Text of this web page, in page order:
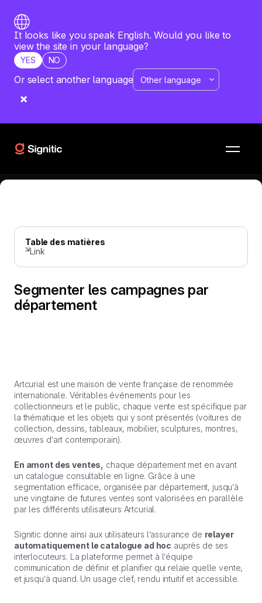
It looks like you speak English. Would you like to
view the site in your language?
YES NO
Or select another language
segmentation
Table des matières
Link
Segmenter les campagnes par
département
Artcurial est une maison de vente française de renommée
internationale. Véritables événements pour les
collectionneurs et le public, chaque vente est spécifique par
la thématique et les objets qui y sont présentés (voitures de
collection, dessins, tableaux, mobilier, sculptures, montres,
œuvres d’art contemporain).
En amont des ventes,
chaque département met en avant
un catalogue consultable en ligne. Grâce à une
segmentation efficace, organisée par département, jusqu’à
une vingtaine de futures ventes sont valorisées en parallèle
par les différents utilisateurs Artcurial.
Signitic donne ainsi aux utilisateurs l’assurance de relayer
automatiquement le catalogue ad hoc auprès de ses
interlocuteurs. La plateforme permet à l’équipe
communication de définir et planifier qui relaie quelle vente,
et jusqu’à quand. Un usage clef, rendu intuitif et accessible.